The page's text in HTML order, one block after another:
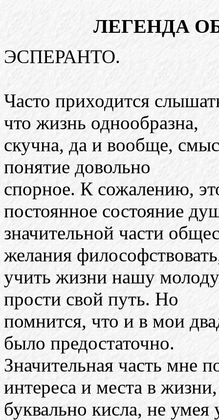
ЛЕГЕНДА
ЭСПЕРАНТО.
Часто приходится
что жизнь однообразна,
скучна, да и вообще,
понятие довольно
спорное. К сожалению,
постоянное состояние
значительной части
желания
учить жизни нашу
прости свой путь. Но
помнится, что и в мои
было предостаточно.
Значительная часть мне
интереса и места в жизни,
буквально кисла, не